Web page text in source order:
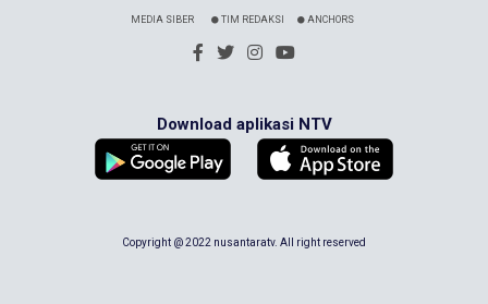
MEDIA SIBER TIM REDAKSI ANCHORS
Download aplikasi NTV
Copyright @ 2022 nusantaratv. All right reserved